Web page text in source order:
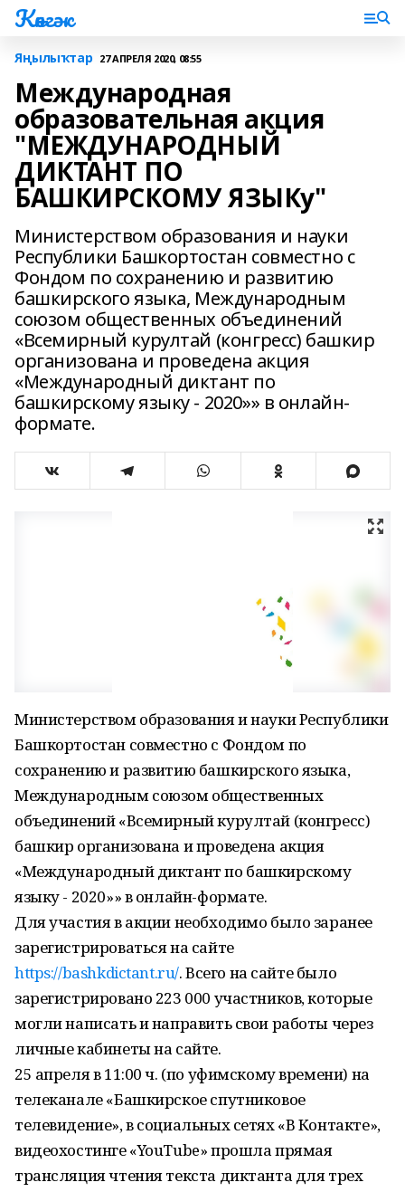
Көнгәк
Яңылыҡтар 27 АПРЕЛЯ 2020, 08:55
Международная
образовательная акция
"МЕЖДУНАРОДНЫЙ
ДИКТАНТ ПО
БАШКИРСКОМУ ЯЗЫКу"
Министерством образования и науки
Республики Башкортостан совместно с
Фондом по сохранению и развитию
башкирского языка, Международным
союзом общественных объединений
«Всемирный курултай (конгресс) башкир
организована и проведена акция
«Международный диктант по
башкирскому языку - 2020»» в онлайн-
формате.
Министерством образования и науки Республики
Башкортостан совместно с Фондом по
сохранению и развитию башкирского языка,
Международным союзом общественных
объединений «Всемирный курултай (конгресс)
башкир организована и проведена акция
«Международный диктант по башкирскому
языку - 2020»» в онлайн-формате.
Для участия в акции необходимо было заранее
зарегистрироваться на сайте
https://bashkdictant.ru/. Всего на сайте было
зарегистрировано 223 000 участников, которые
могли написать и направить свои работы через
личные кабинеты на сайте.
25 апреля в 11:00 ч. (по уфимскому времени) на
телеканале «Башкирское спутниковое
телевидение», в социальных сетях «В Контакте»,
видеохостинге «YouTube» прошла прямая
трансляция чтения текста диктанта для трех